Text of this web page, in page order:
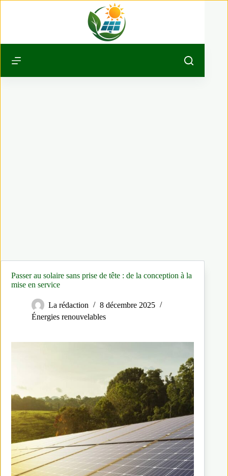
Passer au solaire sans prise de tête : de la conception à la
mise en service
La rédaction
8 décembre 2025
Énergies renouvelables